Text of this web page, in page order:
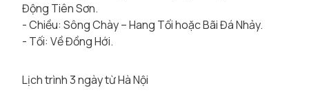
Động Tiên Sơn.
- Chiều: Sông Chày – Hang Tối hoặc Bãi Đá Nhảy.
- Tối: Về Đồng Hới.
Lịch trình 3 ngày từ Hà Nội